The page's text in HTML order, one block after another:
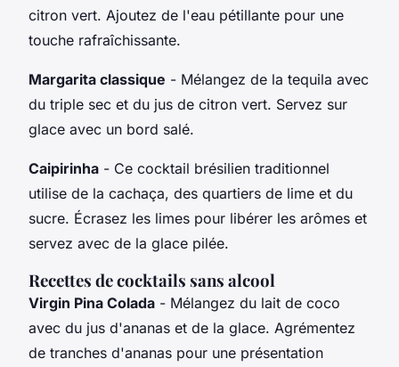
citron vert. Ajoutez de l'eau pétillante pour une
touche rafraîchissante.
Margarita classique - Mélangez de la tequila avec
du triple sec et du jus de citron vert. Servez sur
glace avec un bord salé.
Caipirinha - Ce cocktail brésilien traditionnel
utilise de la cachaça, des quartiers de lime et du
sucre. Écrasez les limes pour libérer les arômes et
servez avec de la glace pilée.
Recettes de cocktails sans alcool
Virgin Pina Colada - Mélangez du lait de coco
avec du jus d'ananas et de la glace. Agrémentez
de tranches d'ananas pour une présentation